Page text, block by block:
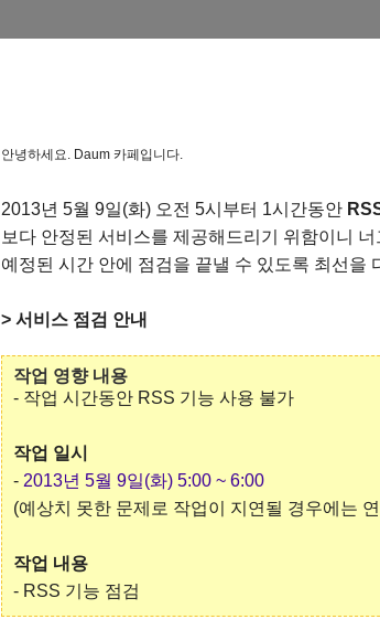
안녕하세요. Daum 카페입니다.
2013년 5월 9일(화) 오전 5시부터 1시간동안
보다 안정된 서비스를 제공해드리기 위함이니
예정된 시간 안에 점검을 끝낼 수 있도록 최선을
> 서비스 점검 안내
작업 영향 내용
- 작업 시간동안 RSS 기능 사용 불가
작업 일시
- 2013년 5월 9일(화) 5:00 ~ 6:00
(예상치 못한 문제로 작업이 지연될 경우에는
작업 내용
- RSS 기능 점검